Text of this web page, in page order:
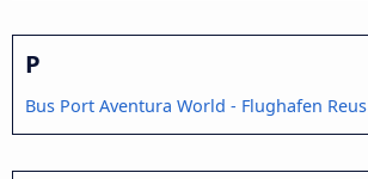
P
Bus Port Aventura World - Flughafen Reus